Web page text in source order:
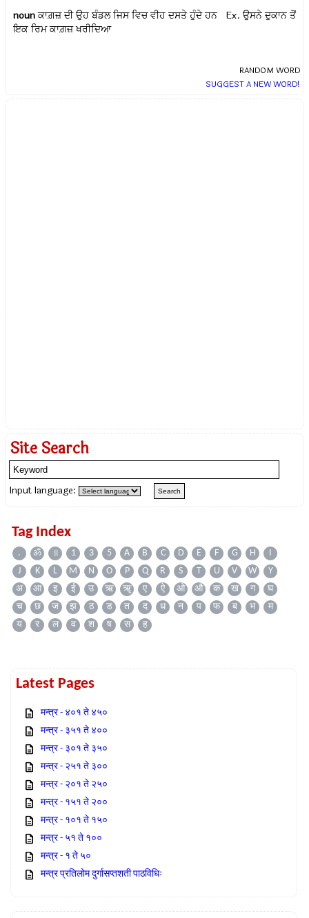
noun ਕਾਗ਼ਜ਼ ਦੀ ਉਹ ਬੰਡਲ ਜਿਸ ਵਿਚ ਵੀਹ ਦਸਤੇ ਹੁੰਦੇ ਹਨ Ex.ਉਸਨੇ ਦੁਕਾਨ ਤੋਂ
ਇਕ ਰਿਮ ਕਾਗ਼ਜ਼ ਖਰੀਦਿਆ
RANDOM WORD
SUGGEST A NEW WORD!
Site Search
Input language:
Tag Index
. ॐ ॥ 1 3 5 A B C D E F G H
I
J
K L M N O P Q R S T U V W
Y
अ
आ इ ई उ ऋ ॠ ए ऐ ओ औ क ख ग
घ
च
छ ज झ ठ ड त द ध न प फ ब भ
म
य
र ल व श ष स ह
Latest Pages
मन्त्र - ४०१ ते ४५०
मन्त्र - ३५१ ते ४००
मन्त्र - ३०१ ते ३५०
मन्त्र - २५१ ते ३००
मन्त्र - २०१ ते २५०
मन्त्र - १५१ ते २००
मन्त्र - १०१ ते १५०
मन्त्र - ५१ ते १००
मन्त्र - १ ते ५०
मन्त्र प्रतिलोम दुर्गासप्तशती पाठविधिः